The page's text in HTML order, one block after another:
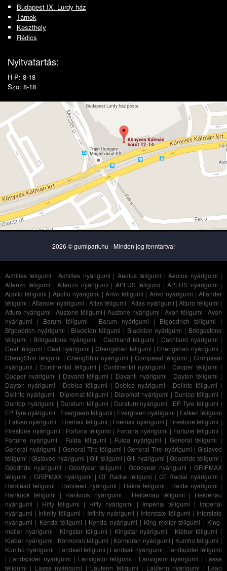
Budapest IX. Lurdy ház
Tárnok
Keszthely
Rédics
Nyitvatartás:
H-P: 8-18
Szo: 8-18
2026 © gumipark.hu - Minden jog fenntartva!
Achilles téligumi |Achilles nyárigumi | Aeolus téligumi |Aeolus nyárigumi |
Altenzo téligumi |Altenzo nyárigumi | APLUS téligumi |APLUS nyárigumi |
Apollo téligumi | Apollo nyárigumi |Arivo téligumi | Arivo nyárigumi |Atlander
téligumi | Atlander nyárigumi | Atlas téligumi |Atlas nyárigumi |Atturo téligumi |
Atturo nyárigumi |Austone téligumi |Austone nyárigumi |Avon téligumi |Avon
nyárigumi | Barum téligumi | Barum nyárigumi | Bfgoodrich téligumi |
Bfgoodrich nyárigumi | Blacklion téligumi | Blacklion nyárigumi | Bridgestone
téligumi | Bridgestone nyárigumi | Cachland téligumi | Cachland nyárigumi |
Ceat téligumi |Ceat nyárigumi | Chengshan téligumi |Chengshan nyárigumi |
ChengShin téligumi |ChengShin nyárigumi | Compasal téligumi |Compasal
nyárigumi | Continental téligumi | Continental nyárigumi | Cooper téligumi |
Cooper nyárigumi | Davanti téligumi | Davanti nyárigumi | Dayton téligumi |
Dayton nyárigumi | Debica téligumi | Debica nyárigumi | Delinte téligumi |
Delinte nyárigumi | Diplomat téligumi | Diplomat nyárigumi | Dunlop téligumi |
Dunlop nyárigumi | Duraturn téligumi | Duraturn nyárigumi | EP Tyre téligumi |
EP Tyre nyárigumi | Evergreen téligumi | Evergreen nyárigumi | Falken téligumi
| Falken nyárigumi | Firemax téligumi | Firemax nyárigumi | Firestone téligumi |
Firestone nyárigumi | Fortuna téligumi | Fortuna nyárigumi | Fortune téligumi |
Fortune nyárigumi | Fulda téligumi | Fulda nyárigumi | General téligumi |
General nyárigumi | General Tire téligumi |General Tire nyárigumi |Gislaved
téligumi |Gislaved nyárigumi | Giti téligumi |Giti nyárigumi | Goodride téligumi |
Goodride nyárigumi | Goodyear téligumi | Goodyear nyárigumi | GRIPMAX
téligumi | GRIPMAX nyárigumi |GT Radial téligumi | GT Radial nyárigumi |
Habilead téligumi | Habilead nyárigumi | Haida téligumi | Haida nyárigumi |
Hankook téligumi | Hankook nyárigumi | Heidenau téligumi | Heidenau
nyárigumi | Hifly téligumi | Hifly nyárigumi | Imperial téligumi | Imperial
nyárigumi | Infinity téligumi | Infinity nyárigumi | Interstate téligumi | Interstate
nyárigumi | Kenda téligumi | Kenda nyárigumi | King-meiler téligumi | King-
meiler nyárigumi | Kingstar téligumi | Kingstar nyárigumi | Kleber téligumi |
Kleber nyárigumi | Kormoran téligumi | Kormoran nyárigumi | Kumho téligumi |
Kumho nyárigumi | Landsail téligumi | Landsail nyárigumi | Landspider téligumi
| Landspider nyárigumi | Lanvigator téligumi | Lanvigator nyárigumi | Lassa
téligumi | Lassa nyárigumi | Laufenn téligumi | Laufenn nyárigumi | Leao